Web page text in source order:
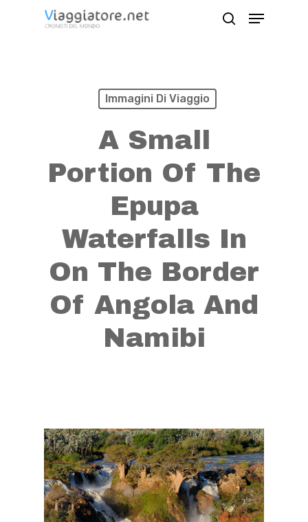
Menu
Immagini Di Viaggio
A Small
Portion Of The
Epupa
Waterfalls In
On The Border
Of Angola And
Namibi